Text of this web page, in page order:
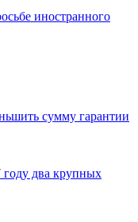
иностранного
сумму гарантии
году два крупных